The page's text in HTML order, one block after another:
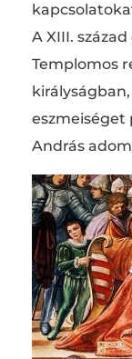
A XIII.
Templomos
eszmeiséget
András